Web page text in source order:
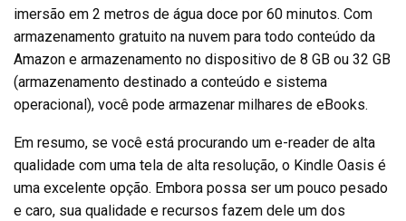
imersão em 2 metros de água doce por 60 minutos. Com
armazenamento gratuito na nuvem para todo conteúdo da
Amazon e armazenamento no dispositivo de 8 GB ou 32 GB
(armazenamento destinado a conteúdo e sistema
operacional), você pode armazenar milhares de eBooks.
Em resumo, se você está procurando um e-reader de alta
qualidade com uma tela de alta resolução, o Kindle Oasis é
uma excelente opção. Embora possa ser um pouco pesado
e caro, sua qualidade e recursos fazem dele um dos